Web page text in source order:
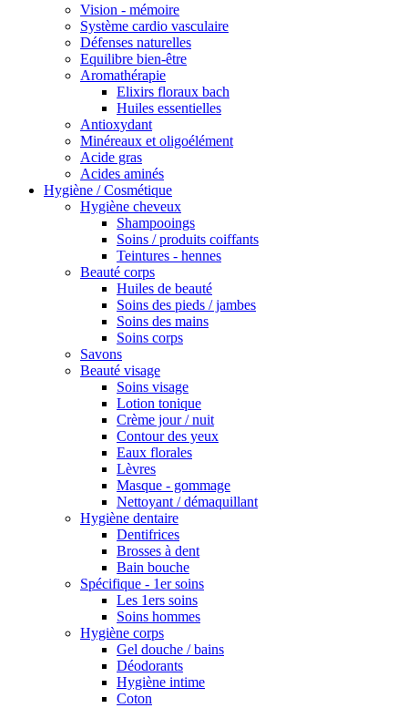
Vision - mémoire
Système cardio vasculaire
Défenses naturelles
Equilibre bien-être
Aromathérapie
Elixirs floraux bach
Huiles essentielles
Antioxydant
Minéreaux et oligoélément
Acide gras
Acides aminés
Hygiène / Cosmétique
Hygiène cheveux
Shampooings
Soins / produits coiffants
Teintures - hennes
Beauté corps
Huiles de beauté
Soins des pieds / jambes
Soins des mains
Soins corps
Savons
Beauté visage
Soins visage
Lotion tonique
Crème jour / nuit
Contour des yeux
Eaux florales
Lèvres
Masque - gommage
Nettoyant / démaquillant
Hygiène dentaire
Dentifrices
Brosses à dent
Bain bouche
Spécifique - 1er soins
Les 1ers soins
Soins hommes
Hygiène corps
Gel douche / bains
Déodorants
Hygiène intime
Coton